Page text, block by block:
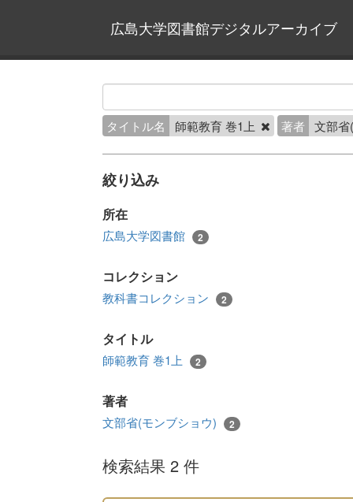
広島大学図書館デジタルアーカイブ
タイトル名 師範教育 巻1上 著者 文部
絞り込み
所在
広島大学図書館 2
コレクション
教科書コレクション 2
タイトル
師範教育 巻1上 2
著者
文部省(モンブショウ) 2
検索結果 2 件